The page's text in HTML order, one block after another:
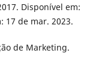
Disponível em:
17 de mar. 2023.
de Marketing.